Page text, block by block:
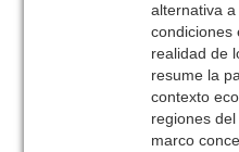
alternativa
condiciones
realidad de
resume la
contexto
regiones
marco